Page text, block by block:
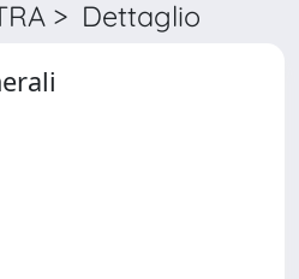
> Dettaglio